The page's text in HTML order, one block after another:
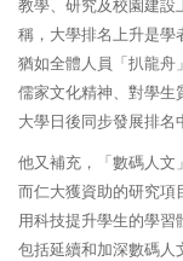
教學、研究及校園建設
稱，大學排名上升是學
猶如全體人員「扒龍舟
儒家文化精神、對學生
大學日後同步發展排名
他又補充，「數碼人文
而仁大獲資助的研究項
用科技提升學生的學習
包括延續和加深數碼人